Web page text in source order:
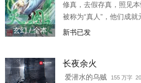
玄幻 / 全本
修真，去假存真，照见
被称为“真人”，他们成
图录，灭运道种？ 一个
三三九六零
新书已发
长夜余火
爱潜水的乌贼 155 万字